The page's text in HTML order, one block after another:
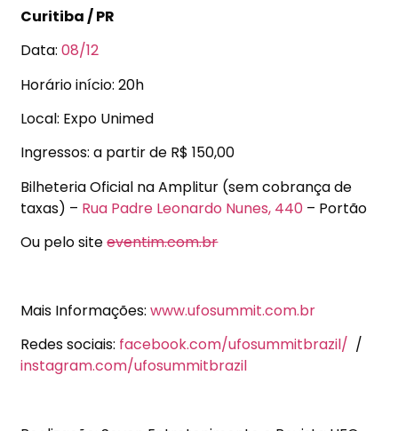
Curitiba / PR
Data:08/12
Horário início: 20h
Local: Expo Unimed
Ingressos: a partir de R$ 150,00
Bilheteria Oficial na Amplitur (sem cobrança de
taxas) – Rua Padre Leonardo Nunes, 440 – Portão
Ou pelo siteeventim.com.br
Mais Informações:www.ufosummit.com.br
Redes sociais: facebook.com/ufosummitbrazil/ /
instagram.com/ufosummitbrazil